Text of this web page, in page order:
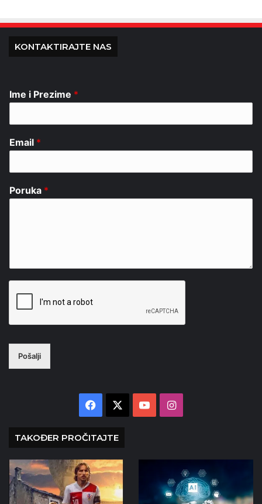
KONTAKTIRAJTE NAS
Ime i Prezime *
Email *
Poruka *
Pošalji
Facebook YouTubeInstagram
TAKOĐER PROČITAJTE